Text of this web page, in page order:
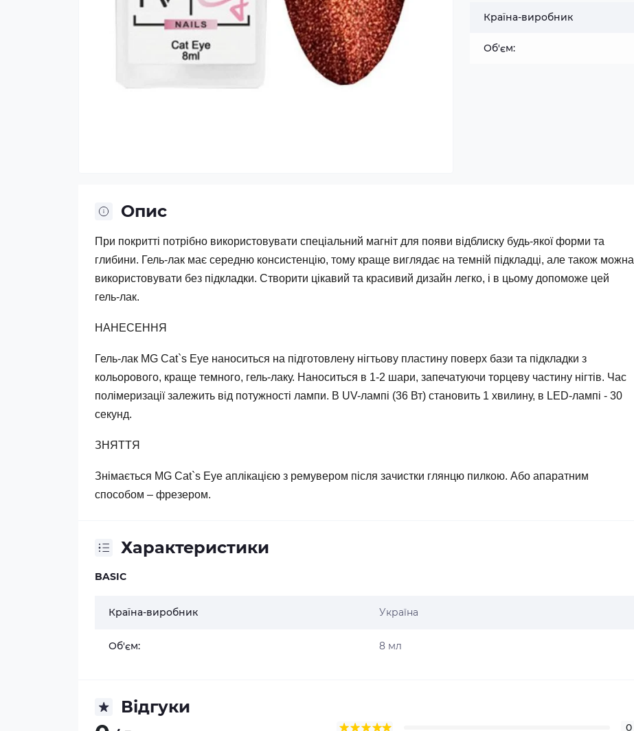
Країна-виробник
Об'єм:
Опис
При покритті потрібно використовувати спеціальний магніт для появи відблиску будь-якої форми та
глибини. Гель-лак має середню консистенцію, тому краще виглядає на темній підкладці, але також можна
використовувати без підкладки. Створити цікавий та красивий дизайн легко, і в цьому допоможе цей
гель-лак.
НАНЕСЕННЯ
Гель-лак MG Cat`s Eye наноситься на підготовлену нігтьову пластину поверх бази та підкладки з
кольорового, краще темного, гель-лаку. Наноситься в 1-2 шари, запечатуючи торцеву частину нігтів. Час
полімеризації залежить від потужності лампи. В UV-лампі (36 Вт) становить 1 хвилину, в LED-лампі - 30
секунд.
ЗНЯТТЯ
Знімається MG Cat`s Eye аплікацією з ремувером після зачистки глянцю пилкою. Або апаратним
способом – фрезером.
Характеристики
BASIC
Країна-виробник Україна
Об'єм: 8 мл
Відгуки
0